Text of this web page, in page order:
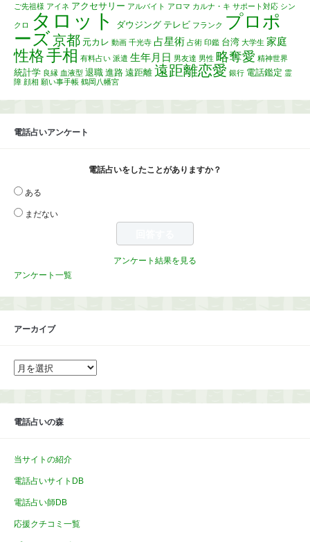
ご先祖様 アイネ アクセサリー アルバイト アロマ カルナ・キ サポート対応 シン
クロ タロット ダウジング テレビ フランク プロポ
ーズ京都 元カレ 動画 千光寺 占星術 占術 印鑑 台湾 大学生 家庭
性格手相 有料占い 派遣 生年月日 男友達 男性 略奪愛 精神世界
統計学 良縁 血液型 退職 進路 遠距離 遠距離恋愛 銀行 電話鑑定 霊
障 顔相 願い事手帳 鶴岡八幡宮
電話占いアンケート
電話占いをしたことがありますか？
ある
まだない
アンケート結果を見る
アンケート一覧
アーカイブ
ア
ー
イ
電話占いの森
当サイトの紹介
電話占いサイトDB
電話占い師DB
応援クチコミ一覧